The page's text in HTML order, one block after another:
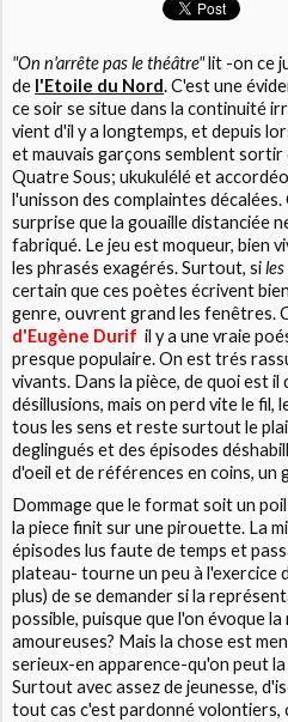
"On n'arrête pas le théâtre"lit -on ce
de l'Etoile du Nord. C'est une
ce soir se situe dans la continuité
vient d'il y a longtemps, et depuis
et mauvais garçons semblent
Quatre Sous; ukukulélé et
l'unisson des complaintes
surprise que la gouaille distanciée
fabriqué. Le jeu est moqueur, bien
les phrasés exagérés. Surtout, siles
certain que ces poètes écrivent
genre, ouvrent grand les fenêtres.
d'Eugène Durif il y a une vraie
presque populaire. On est trés
vivants. Dans la pièce, de quoi est
désillusions, mais on perd vite le fil,
tous les sens et reste surtout le
deglingués et des épisodes
d'oeil et de références en coins, un
Dommage que le format soit un
la piece finit sur une pirouette. La
épisodes lus faute de temps et
plateau- tourne un peu à l'exercice
plus) de se demander si la
possible, puisque que l'on évoque
amoureuses? Mais la chose est
serieux-en apparence-qu'on peut
Surtout avec assez de jeunesse,
tout cas c'est pardonné volontiers,